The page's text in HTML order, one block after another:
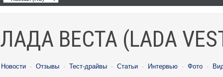
ЛАДА ВЕСТА (LADA
Новости · Отзывы · Тест-драйвы · Статьи · Интервью · Фото ·